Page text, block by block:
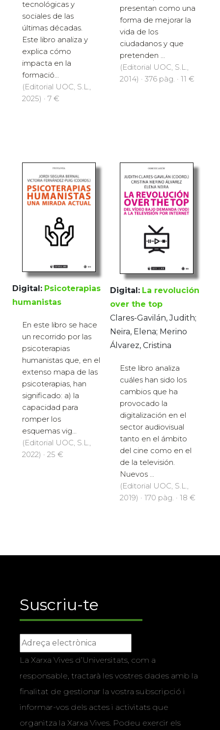
tecnológicas y
sociales de las
últimas décadas.
Este libro analiza y
explica cómo
impacta en la
formació...
(Editorial UOC, S.L.,
2025) · 7 €
presentan como una
forma de mejorar la
vida de los
ciudadanos y que
pretenden ...
(Editorial UOC, S.L.,
2014) · 376 pàg. · 11 €
Digital: Psicoterapias
humanistas
En este libro se hace
un recorrido por las
psicoterapias
humanistas que, en el
extenso mapa de las
psicoterapias, han
significado: a) la
capacidad para
romper los
esquemas vig...
(Editorial UOC, S.L.,
2022) · 25 €
Digital: La revolución
over the top
Clares-Gavilán, Judith;
Neira, Elena; Merino
Álvarez, Cristina
Este libro analiza
cuáles han sido los
cambios que ha
provocado la
digitalización en el
sector audiovisual
tanto en el ámbito
del cine como en el
de la televisión.
Nuevos ...
(Editorial UOC, S.L.,
2019) · 170 pàg. · 18 €
Suscriu-te
La Xarxa Vives d’Universitats, com a
responsable, tractarà les vostres dades amb la
finalitat de gestionar la vostra subscripció i
informar-vos dels actes i activitats que
organitza la Xarxa Vives. Podeu exercir els